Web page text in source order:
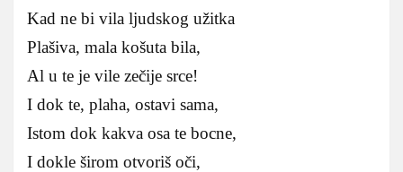
Kad ne bi vila ljudskog užitka
Plašiva, mala košuta bila,
Al u te je vile zečije srce!
I dok te, plaha, ostavi sama,
Istom dok kakva osa te bocne,
I dokle širom otvoriš oči,